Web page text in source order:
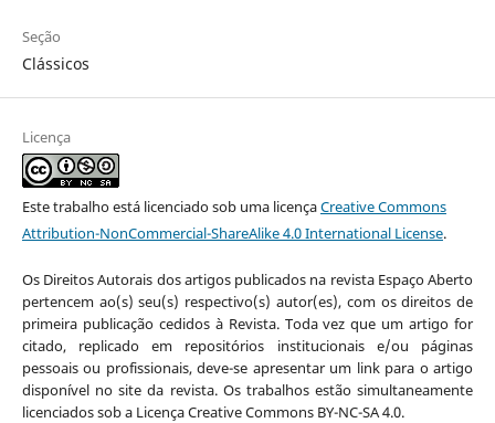
Seção
Clássicos
Licença
Este trabalho está licenciado sob uma licençaCreative Commons
Attribution-NonCommercial-ShareAlike 4.0 International License.
Os Direitos Autorais dos artigos publicados na revista Espaço Aberto
pertencem ao(s) seu(s) respectivo(s) autor(es), com os direitos de
primeira publicação cedidos à Revista. Toda vez que um artigo for
citado, replicado em repositórios institucionais e/ou páginas
pessoais ou profissionais, deve-se apresentar um link para o artigo
disponível no site da revista. Os trabalhos estão simultaneamente
licenciados sob a Licença Creative Commons BY-NC-SA 4.0.